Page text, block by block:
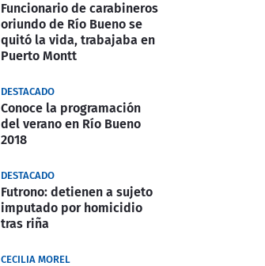
Funcionario de carabineros
oriundo de Río Bueno se
quitó la vida, trabajaba en
Puerto Montt
DESTACADO
Conoce la programación
del verano en Río Bueno
2018
DESTACADO
Futrono: detienen a sujeto
imputado por homicidio
tras riña
CECILIA MOREL